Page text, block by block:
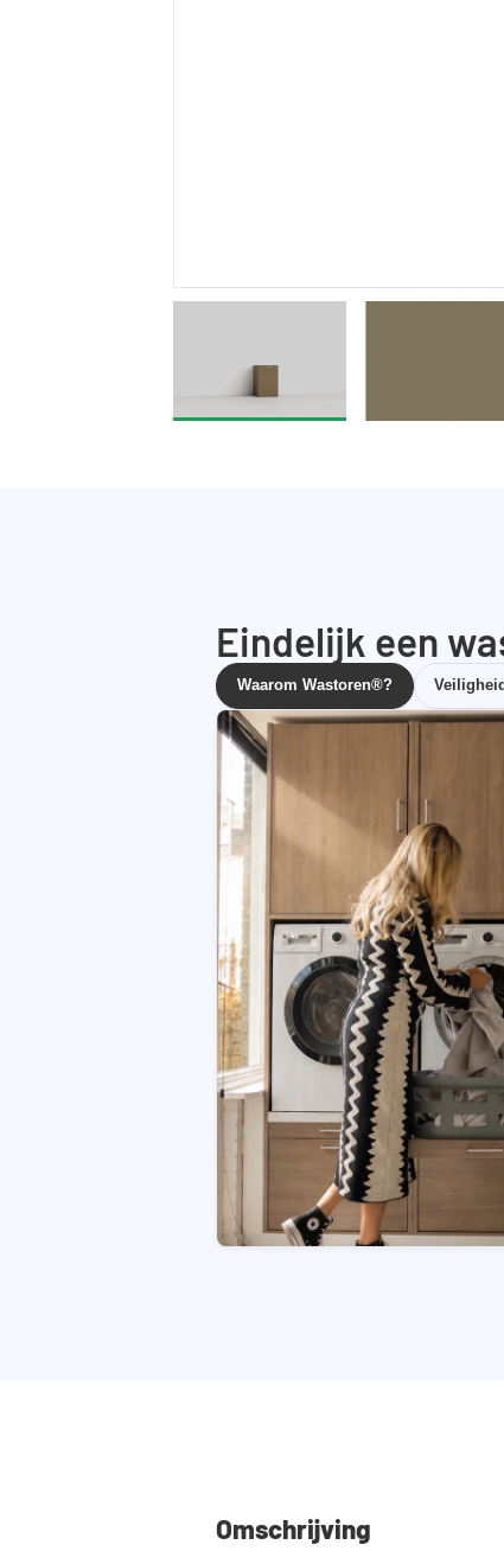
Eindelijk een
Waarom Wastoren®? Veiligheid
Omschrijving